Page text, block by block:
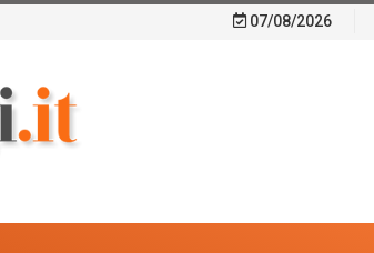
07/08/2026